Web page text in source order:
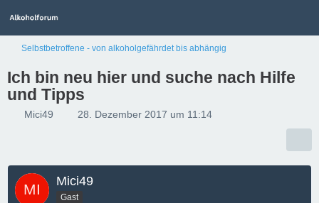
Selbstbetroffene - von alkoholgefährdet bis abhängig
Ich bin neu hier und suche nach Hilfe
und Tipps
Mici49 28. Dezember 2017 um 11:14
Mici49
Gast